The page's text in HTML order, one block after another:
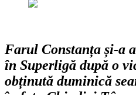
Farul Constanța și-a
în Superligă după o
obținută duminică